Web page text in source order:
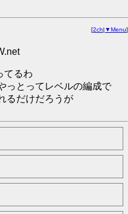
[2ch| ▼Menu]
てるわ
っとってレベルの編成で
るだけだろうが